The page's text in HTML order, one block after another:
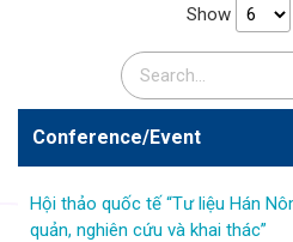
Show
Conference/Event
Hội thảo quốc tế “Tư liệu Hán
quản, nghiên cứu và khai thác”